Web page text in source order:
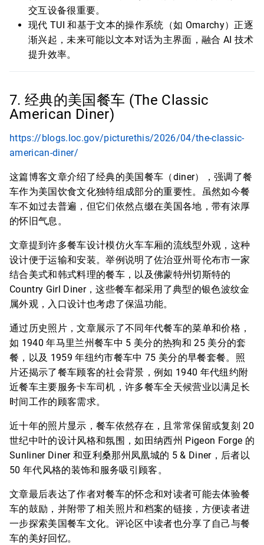
交互设备很重要。
现代 TUI 和基于文本的操作系统（如 Omarchy）正逐
渐兴起，未来可能以文本对话为主界面，融合 AI 技术
提升效率。
7. 经典的美国餐车 (The Classic
American Diner)
https://blogs.loc.gov/picturethis/2026/04/the-classic-
american-diner/
这篇博客文章介绍了经典的美国餐车（diner），强调了餐
车作为美国饮食文化独特组成部分的重要性。虽然如今餐
车不如过去普遍，但它们依然点缀在美国各地，带有浓厚
的怀旧气息。
文章提到许多餐车设计模仿火车车厢的流线型外观，这种
设计便于运输和安装。举例说明了佐治亚州哥伦布市一家
结合美式和韩式料理的餐车，以及佛蒙特州切斯特的
Country Girl Diner，这些餐车都采用了典型的银色波纹金
属外观，入口设计也考虑了保温功能。
通过历史照片，文章展示了不同年代餐车的菜单和价格，
如 1940 年马里兰州餐车中 5 美分的热狗和 25 美分的套
餐，以及 1959 年纽约市餐车中 75 美分的早餐套餐。照
片还揭示了餐车顾客的社会背景，例如 1940 年代纽约附
近餐车主要服务卡车司机，许多餐车全天候营业以满足长
时间工作的顾客需求。
近十年的照片显示，餐车依然存在，且常常保留或复刻 20
世纪中叶的设计风格和氛围，如田纳西州 Pigeon Forge 的
Sunliner Diner 和亚利桑那州凤凰城的 5 & Diner，后者以
50 年代风格的装饰和服务吸引顾客。
文章最后表达了作者对餐车的怀念和对读者可能去体验餐
车的鼓励，并附带了相关照片和档案的链接，方便读者进
一步探索美国餐车文化。评论区中读者也分享了自己与餐
车的美好回忆。